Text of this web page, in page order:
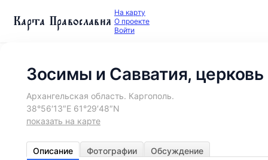
Карта Православия На карту
О проекте
Войти
Зосимы и Савватия, церковь
Архангельская область. Каргополь.
38°56′13″E 61°29′48″N
показать на карте
Описание Фотографии Обсуждение